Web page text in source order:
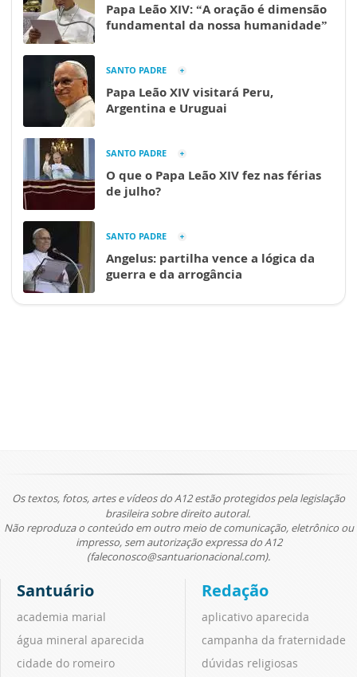
Papa Leão XIV: “A oração é dimensão
fundamental da nossa humanidade”
SANTO PADRE
Papa Leão XIV visitará Peru,
Argentina e Uruguai
SANTO PADRE
O que o Papa Leão XIV fez nas férias
de julho?
SANTO PADRE
Angelus: partilha vence a lógica da
guerra e da arrogância
Os textos, fotos, artes e vídeos do A12 estão protegidos pela legislação
brasileira sobre direito autoral.
Não reproduza o conteúdo em outro meio de comunicação, eletrônico ou
impresso, sem autorização expressa do A12
(faleconosco@santuarionacional.com).
Santuário
academia marial
água mineral aparecida
cidade do romeiro
Redação
aplicativo aparecida
campanha da fraternidade
dúvidas religiosas